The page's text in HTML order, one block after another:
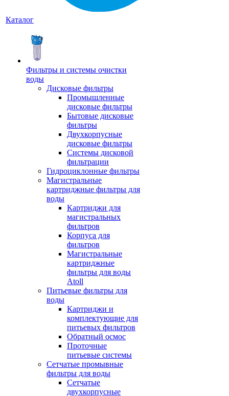
Каталог
Фильтры и системы очистки
воды
Дисковые фильтры
Промышленные
дисковые фильтры
Бытовые дисковые
фильтры
Двухкорпусные
дисковые фильтры
Системы дисковой
фильтрации
Гидроциклонные фильтры
Магистральные
картриджные фильтры для
воды
Картриджи для
магистральных
фильтров
Корпуса для
фильтров
Магистральные
картриджные
фильтры для воды
Atoll
Питьевые фильтры для
воды
Картриджи и
комплектующие для
питьевых фильтров
Обратный осмос
Проточные
питьевые системы
Сетчатые промывные
фильтры для воды
Сетчатые
двухкорпусные